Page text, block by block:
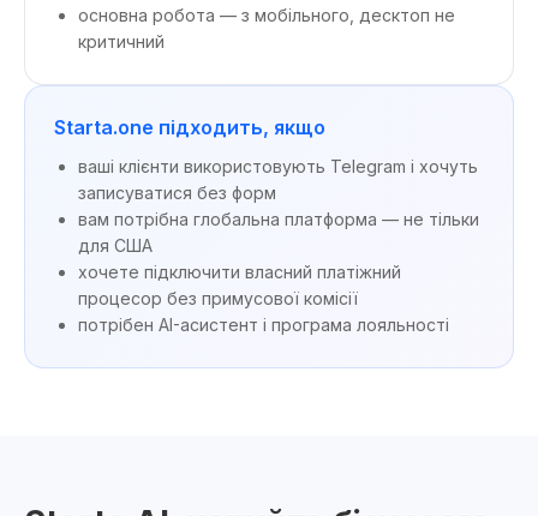
основна робота — з мобільного, десктоп не
критичний
Starta.one підходить, якщо
ваші клієнти використовують Telegram і хочуть
записуватися без форм
вам потрібна глобальна платформа — не тільки
для США
хочете підключити власний платіжний
процесор без примусової комісії
потрібен AI-асистент і програма лояльності